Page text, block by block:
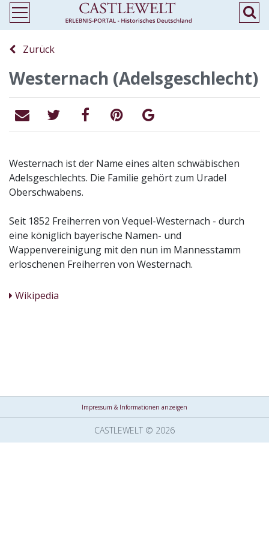
Zurück
Westernach (Adelsgeschlecht)
Westernach ist der Name eines alten schwäbischen
Adelsgeschlechts. Die Familie gehört zum Uradel
Oberschwabens.
Seit 1852 Freiherren von Vequel-Westernach - durch
eine königlich bayerische Namen- und
Wappenvereinigung mit den nun im Mannesstamm
erloschenen Freiherren von Westernach.
Wikipedia
Impressum & Informationen anzeigen
CASTLEWELT © 2026